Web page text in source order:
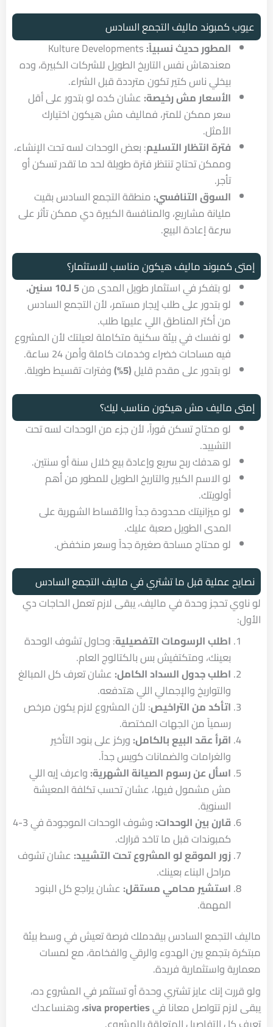
عيوب كمبوند ماليف التجمع السادس
المطور حديث نسبياً: Kulture Developments
معندهاش نفس التاريخ الطويل للشركات الكبيرة، وده
بيخلي ناس كتير تكون مترددة قبل الشراء.
الأسعار مش رخيصة: عشان كده لو بتدور على أقل
سعر ممكن للمتر، فماليف مش هيكون اختيارك
الأمثل.
فترة انتظار التسليم: بعض الوحدات لسه تحت الإنشاء،
وممكن تحتاج تنتظر فترة طويلة لحد ما تقدر تسكن أو
تأجر.
السوق التنافسي: منطقة التجمع السادس بقيت
مليانة مشاريع، والمنافسة الكبيرة دي ممكن تأثر على
سرعة إعادة البيع.
إمتى كمبوند ماليف هيكون مناسب للاستثمار؟
لو بتفكر في استثمار طويل المدى من5 لـ10 سنين.
لو بتدور على طلب إيجار مستمر، لأن التجمع السادس
من أكتر المناطق اللي عليها طلب.
لو نفسك في بيئة سكنية متكاملة لعيلتك لأن المشروع
فيه مساحات خضراء وخدمات كاملة وأمن 24 ساعة.
لو بتدور على مقدم قليل(5%) وفترات تقسيط طويلة.
إمتى ماليف مش هيكون مناسب ليك؟
لو محتاج تسكن فوراً، لأن جزء من الوحدات لسه تحت
التشييد.
لو هدفك ربح سريع وإعادة بيع خلال سنة أو سنتين.
لو الاسم الكبير والتاريخ الطويل للمطور من أهم
أولويتك.
لو ميزانيتك محدودة جداً والأقساط الشهرية على
المدى الطويل صعبة عليك.
لو محتاج مساحة صغيرة جداً وسعر منخفض.
نصايح عملية قبل ما تشتري في ماليف التجمع السادس
لو ناوي تحجز وحدة في ماليف، يبقى لازم تعمل الحاجات دي
الأول:
اطلب الرسومات التفصيلية: وحاول تشوف الوحدة
بعينك، ومتكتفيش بس بالكتالوج العام.
اطلب جدول السداد الكامل: عشان تعرف كل المبالغ
والتواريخ والإجمالي اللي هتدفعه.
اتأكد من التراخيص: لأن المشروع لازم يكون مرخص
رسمياً من الجهات المختصة.
اقرأ عقد البيع بالكامل: وركز على بنود التأخير
والغرامات والضمانات كويس جداً.
اسأل عن رسوم الصيانة الشهرية: واعرف إيه اللي
مش مشمول فيها، عشان تحسب تكلفة المعيشة
السنوية.
قارن بين الوحدات:
وشوف الوحدات الموجودة في 3-4
كمبوندات قبل ما تاخد قرارك.
زور الموقع لو المشروع تحت التشييد: عشان تشوف
مراحل البناء بعينك.
استشير محامي مستقل: عشان يراجع كل البنود
المهمة.
ماليف التجمع السادس بيقدملك فرصة تعيش في وسط بيئة
مبتكرة بتجمع بين الهدوء والرقي والفخامة، مع لمسات
معمارية واستثمارية فريدة.
ولو قررت إنك عايز تشتري وحدة أو تستثمر في المشروع ده،
يبقى لازم تتواصل معانا فيsiva properties، وهنساعدك